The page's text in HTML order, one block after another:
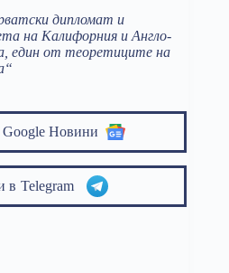
дипломат и
на Калифорния и Англо-
един от теоретиците на
Google Новини
в Telegram